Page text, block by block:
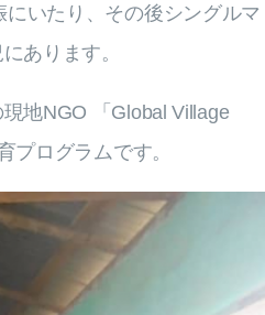
いたり、その後シングルマ
あります。
地NGO 「Global Village
プログラムです。